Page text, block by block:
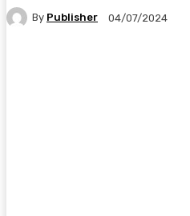
By Publisher 04/07/2024